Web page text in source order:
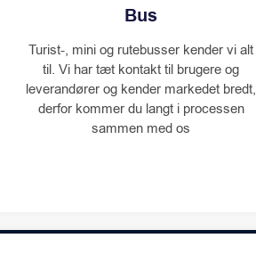
Bus
Turist-, mini og rutebusser kender vi alt
til. Vi har tæt kontakt til brugere og
leverandører og kender markedet bredt,
derfor kommer du langt i processen
sammen med os